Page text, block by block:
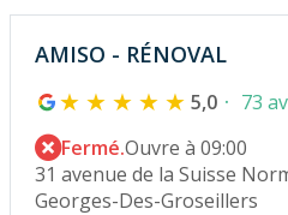
AMISO - RÉNOVAL
5,0
73
Fermé.Ouvre à 09:00
31 avenue de la Suisse
Georges-Des-Groseillers